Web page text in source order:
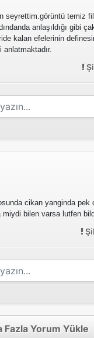
seyrettim.görüntü temiz
anlaşıldığı gibi
kalan efelerinin
cikan yanginda
miydi bilen varsa lutfen
Fazla Yorum Yükle